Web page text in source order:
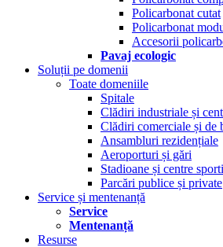
Policarbonat cutat
Policarbonat
Accesorii
Pavaj ecologic
Soluții pe domenii
Toate domeniile
Spitale
Clădiri industriale și
Clădiri comerciale și de
Ansambluri rezidențiale
Aeroporturi și gări
Stadioane și centre
Parcări publice și private
Service și mentenanță
Service
Mentenanță
Resurse